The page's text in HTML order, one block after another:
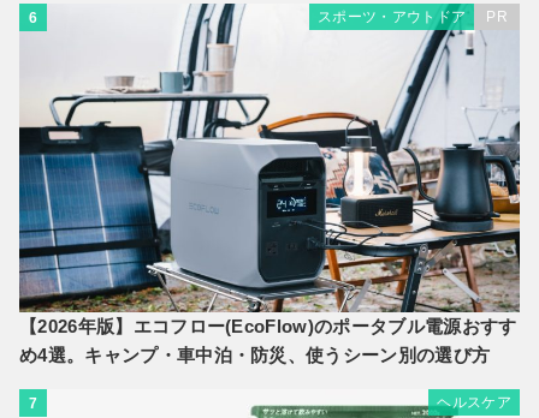
6 スポーツ・アウトドア PR
【2026年版】エコフロー(EcoFlow)のポータブル電源おすす
め4選。キャンプ・車中泊・防災、使うシーン別の選び方
7 ヘルスケア